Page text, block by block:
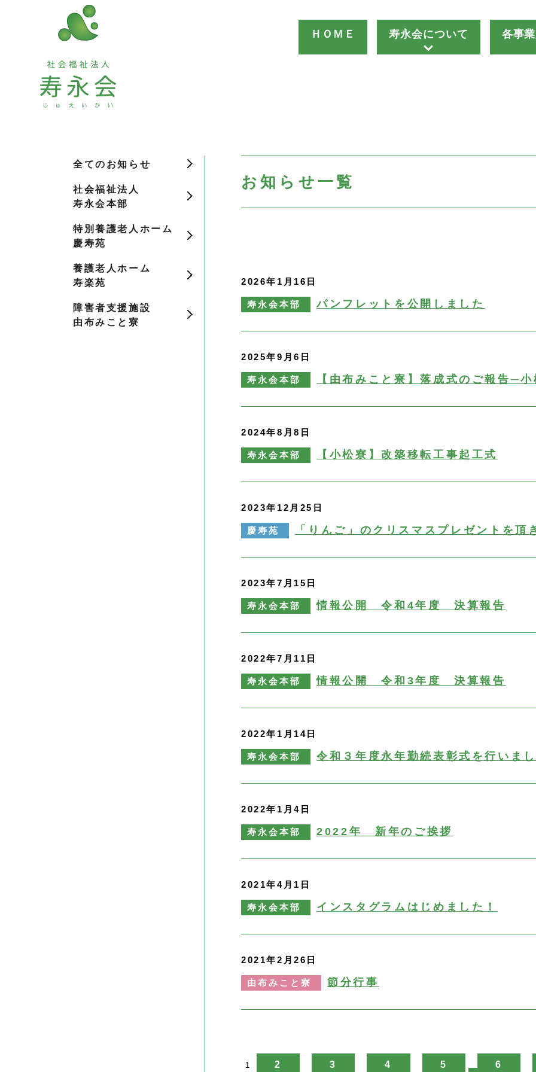
ＨＯＭＥ 寿永会について 各事
お知らせ一覧
2026年1月16日
寿永会本部 パンフレットを公開しました
2025年9月6日
寿永会本部 【由布みこと寮】落成式のご報告─
2024年8月8日
寿永会本部 【小松寮】改築移転工事起工式
2023年12月25日
慶寿苑 「りんご」のクリスマスプレゼントを頂
2023年7月15日
寿永会本部 情報公開 令和4年度 決算報告
2022年7月11日
寿永会本部 情報公開 令和3年度 決算報告
2022年1月14日
寿永会本部 令和３年度永年勤続表彰式を行いま
2022年1月4日
寿永会本部 2022年 新年のご挨拶
2021年4月1日
寿永会本部 インスタグラムはじめました！
2021年2月26日
由布みこと寮 節分行事
1 2 3 4 5 6
全てのお知らせ
社会福祉法人
寿永会本部
特別養護老人ホーム
慶寿苑
養護老人ホーム
寿楽苑
障害者支援施設
由布みこと寮